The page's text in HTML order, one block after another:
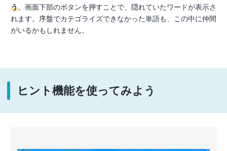
う。画面下部のボタンを押すことで、隠れていたワードが表示さ
れます。序盤でカテゴライズできなかった単語も、この中に仲間
がいるかもしれません。
ヒント機能を使ってみよう